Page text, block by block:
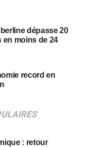
dépasse 20
en moins de 24
record en
: retour